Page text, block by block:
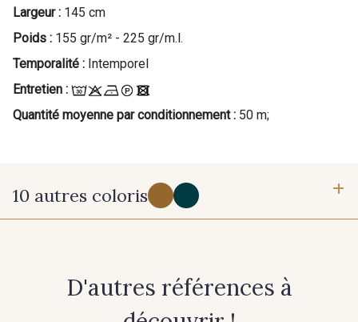
Largeur : 145 cm
Poids : 155 gr/m² - 225 gr/m.l.
Temporalité : Intemporel
Entretien :
Quantité moyenne par conditionnement : 50 m;
10 autres coloris
33 - Camel
D'autres références à
Cadeau : 10% offerts sur votre
commande !
Pour vous, couture rime avec détente ?